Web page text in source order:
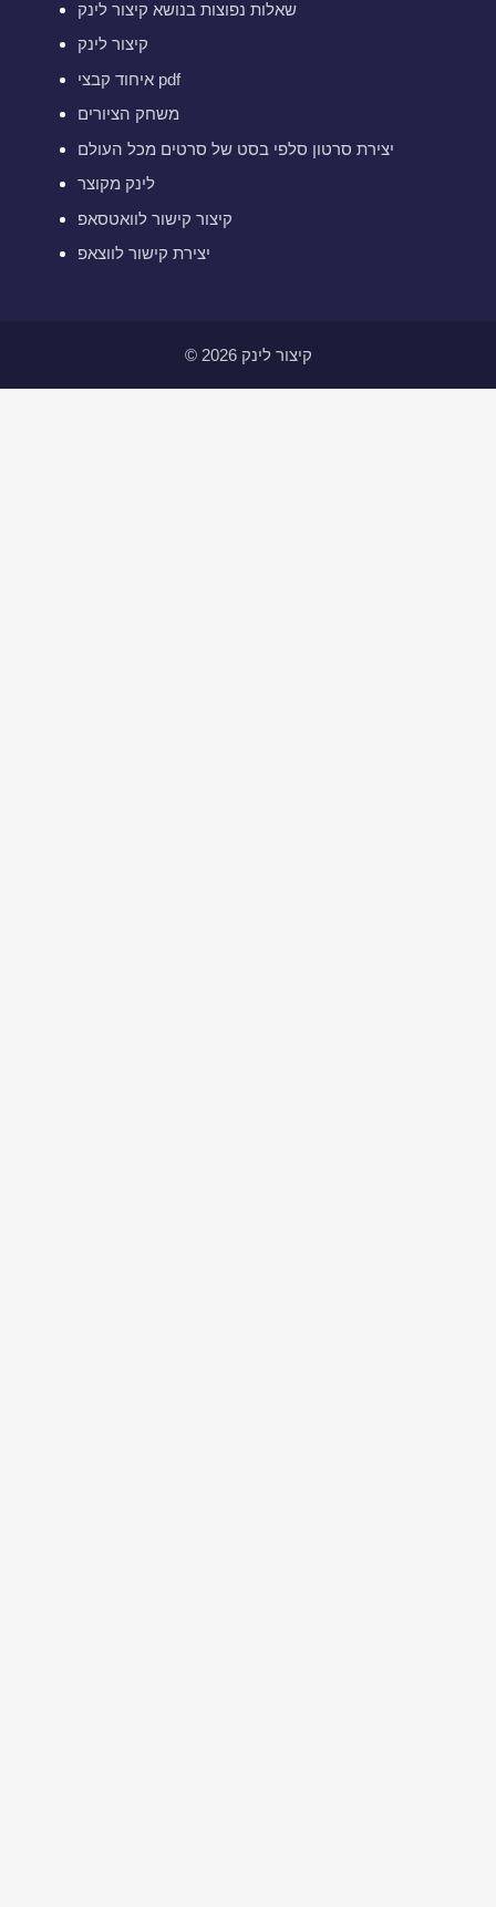
שאלות נפוצות בנושא קיצור לינק
קיצור לינק
איחוד קבצי pdf
משחק הציורים
יצירת סרטון סלפי בסט של סרטים מכל העולם
לינק מקוצר
קיצור קישור לוואטסאפ
יצירת קישור לווצאפ
© 2026 קיצור לינק